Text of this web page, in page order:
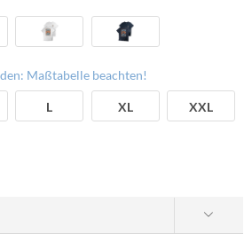
Maßtabelle beachten!
L XL XXL